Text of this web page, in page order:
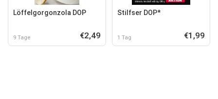
Löffelgorgonzola DOP
9 Tage €2,49
Stilfser DOP*
1 Tag €1,99